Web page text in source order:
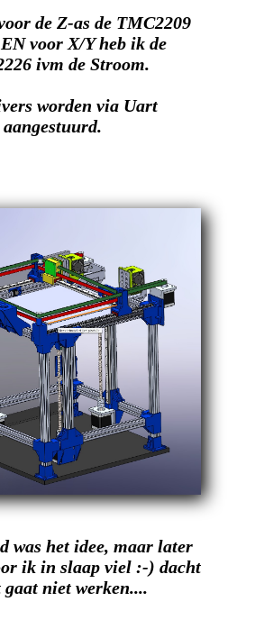
de Z-as de TMC2209
voor X/Y heb ik de
ivm de Stroom.
worden via Uart
aangestuurd.
was het idee, maar later
ik in slaap viel :-) dacht
niet werken....